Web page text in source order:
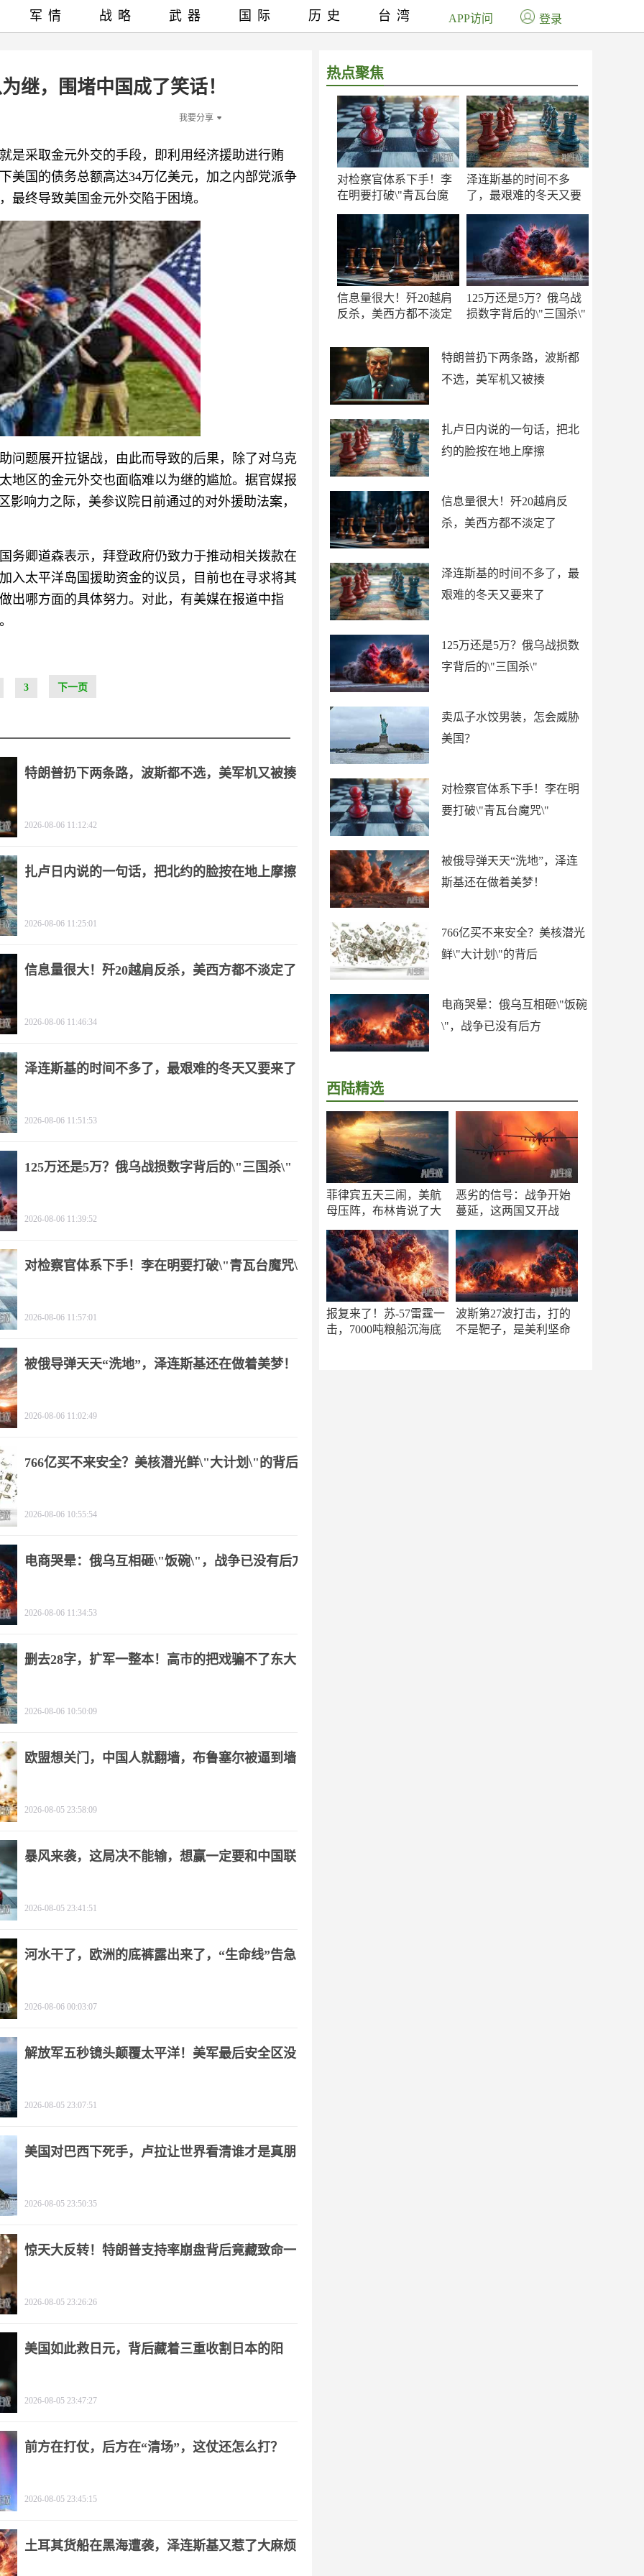
继，围堵中国成了笑话！
我要分享
是采取金元外交的手段，即利用经济援助进行贿
美国的债务总额高达34万亿美元，加之内部党派争
最终导致美国金元外交陷于困境。
问题展开拉锯战，由此而导致的后果，除了对乌克
地区的金元外交也面临难以为继的尴尬。据官媒报
响力之际，美参议院日前通过的对外援助法案，
务卿道森表示，拜登政府仍致力于推动相关拨款在
入太平洋岛国援助资金的议员，目前也在寻求将其
出哪方面的具体努力。对此，有美媒在报道中指
3 下一页
热点聚焦
对检察官体系下手！李
在明要打破\"青瓦台魔
泽连斯基的时间不多
了，最艰难的冬天又要
信息量很大！歼20越肩
反杀，美西方都不淡定
125万还是5万？俄乌战
损数字背后的\"三国杀\"
特朗普扔下两条路，波斯都
不选，美军机又被揍
扎卢日内说的一句话，把北
约的脸按在地上摩擦
信息量很大！歼20越肩反
杀，美西方都不淡定了
泽连斯基的时间不多了，最
艰难的冬天又要来了
125万还是5万？俄乌战损数
字背后的\"三国杀\"
卖瓜子水饺男装，怎会威胁
美国？
对检察官体系下手！李在明
要打破\"青瓦台魔咒\"
被俄导弹天天“洗地”，泽连
斯基还在做着美梦！
766亿买不来安全？美核潜光
鲜\"大计划\"的背后
电商哭晕：俄乌互相砸\"饭碗
\"，战争已没有后方
西陆精选
菲律宾五天三闹，美航
母压阵，布林肯说了大
恶劣的信号：战争开始
蔓延，这两国又开战
报复来了！苏-57雷霆一
击，7000吨粮船沉海底
波斯第27波打击，打的
不是靶子，是美利坚命
军情 战略 武器 国际 历史 台湾 APP访问 登录
特朗普扔下两条路，波斯都不选，美军机又被揍
2026-08-06 11:12:42
扎卢日内说的一句话，把北约的脸按在地上摩擦
2026-08-06 11:25:01
信息量很大！歼20越肩反杀，美西方都不淡定了
2026-08-06 11:46:34
泽连斯基的时间不多了，最艰难的冬天又要来了
2026-08-06 11:51:53
125万还是5万？俄乌战损数字背后的\"三国杀\"
2026-08-06 11:39:52
对检察官体系下手！李在明要打破\"青瓦台魔咒\"
2026-08-06 11:57:01
被俄导弹天天“洗地”，泽连斯基还在做着美梦！
2026-08-06 11:02:49
766亿买不来安全？美核潜光鲜\"大计划\"的背后
2026-08-06 10:55:54
电商哭晕：俄乌互相砸\"饭碗\"，战争已没有后方
2026-08-06 11:34:53
删去28字，扩军一整本！高市的把戏骗不了东大
2026-08-06 10:50:09
欧盟想关门，中国人就翻墙，布鲁塞尔被逼到墙
2026-08-05 23:58:09
暴风来袭，这局决不能输，想赢一定要和中国联
2026-08-05 23:41:51
河水干了，欧洲的底裤露出来了，“生命线”告急
2026-08-06 00:03:07
解放军五秒镜头颠覆太平洋！美军最后安全区没
2026-08-05 23:07:51
美国对巴西下死手，卢拉让世界看清谁才是真朋
2026-08-05 23:50:35
惊天大反转！特朗普支持率崩盘背后竟藏致命一
2026-08-05 23:26:26
美国如此救日元，背后藏着三重收割日本的阳
2026-08-05 23:47:27
前方在打仗，后方在“清场”，这仗还怎么打？
2026-08-05 23:45:15
土耳其货船在黑海遭袭，泽连斯基又惹了大麻烦